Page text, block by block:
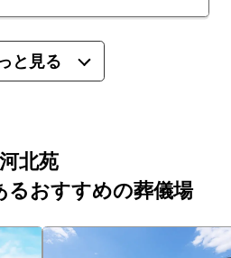
と見る
河北苑
るおすすめの葬儀場